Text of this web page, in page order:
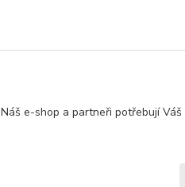
Náš e-shop a partneři potřebují Váš